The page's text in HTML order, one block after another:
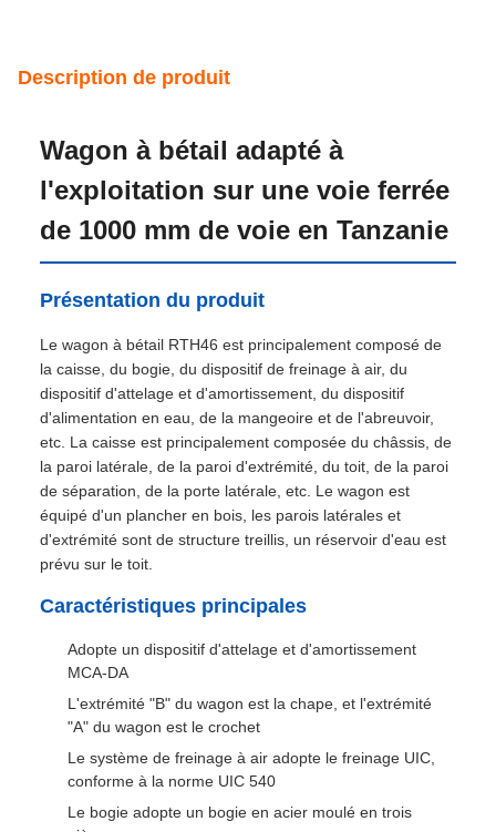
Description de produit
Wagon à bétail adapté à
l'exploitation sur une voie ferrée
de 1000 mm de voie en Tanzanie
Présentation du produit
Le wagon à bétail RTH46 est principalement composé de
la caisse, du bogie, du dispositif de freinage à air, du
dispositif d'attelage et d'amortissement, du dispositif
d'alimentation en eau, de la mangeoire et de l'abreuvoir,
etc. La caisse est principalement composée du châssis, de
la paroi latérale, de la paroi d'extrémité, du toit, de la paroi
de séparation, de la porte latérale, etc. Le wagon est
équipé d'un plancher en bois, les parois latérales et
d'extrémité sont de structure treillis, un réservoir d'eau est
prévu sur le toit.
Caractéristiques principales
Adopte un dispositif d'attelage et d'amortissement
MCA-DA
L'extrémité "B" du wagon est la chape, et l'extrémité
"A" du wagon est le crochet
Le système de freinage à air adopte le freinage UIC,
conforme à la norme UIC 540
Le bogie adopte un bogie en acier moulé en trois